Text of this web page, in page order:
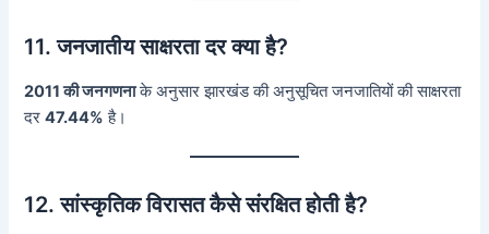
11. जनजातीय साक्षरता दर क्या है?
2011 की जनगणनाके अनुसार झारखंड की अनुसूचित जनजातियों की साक्षरता
दर47.44% है।
12. सांस्कृतिक विरासत कैसे संरक्षित होती है?